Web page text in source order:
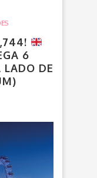
6
LADO DE